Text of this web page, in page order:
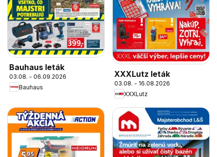
Bauhaus leták
03.08. - 06.09.2026
Bauhaus
XXXLutz leták
03.08. - 16.08.2026
XXXLutz